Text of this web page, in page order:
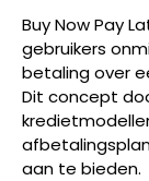
Buy Now Pay
gebruikers
betaling over
Dit concept
aan te bieden.